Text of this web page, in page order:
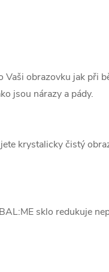
Vaši obrazovku jak při
jsou nárazy a pády.
krystalicky čistý
sklo redukuje